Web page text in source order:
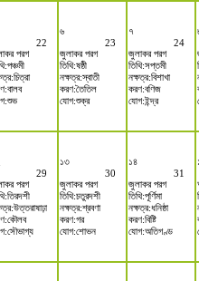
22
পরগ
৬
23
জুলাকর পরগ
তিথি:ষষ্ঠী
নক্ষত্র:স্বাতী
করণ:তৈতিল
যোগ:শুক্র
৭
24
জুলাকর পরগ
তিথি:সপ্তমী
নক্ষত্র:বিশাখা
করণ:বণিজ
যোগ:ইন্দ্র
29
পরগ
১৩
30
জুলাকর পরগ
তিথি:চতুরদশী
নক্ষত্র:শ্রবণা
করণ:গর
যোগ:শোভন
১৪
31
জুলাকর পরগ
তিথি:পূর্ণিমা
নক্ষত্র:ধনিষ্ঠা
করণ:বিষ্টি
যোগ:অতিগণ্ড